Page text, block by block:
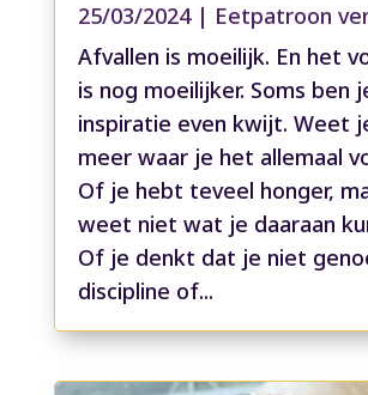
25/03/2024| Eetpatroon
Afvallen is moeilijk. En het
is nog moeilijker. Soms ben
inspiratie even kwijt. Weet
meer waar je het allemaal
Of je hebt teveel honger,
weet niet wat je daaraan
Of je denkt dat je niet
discipline of...